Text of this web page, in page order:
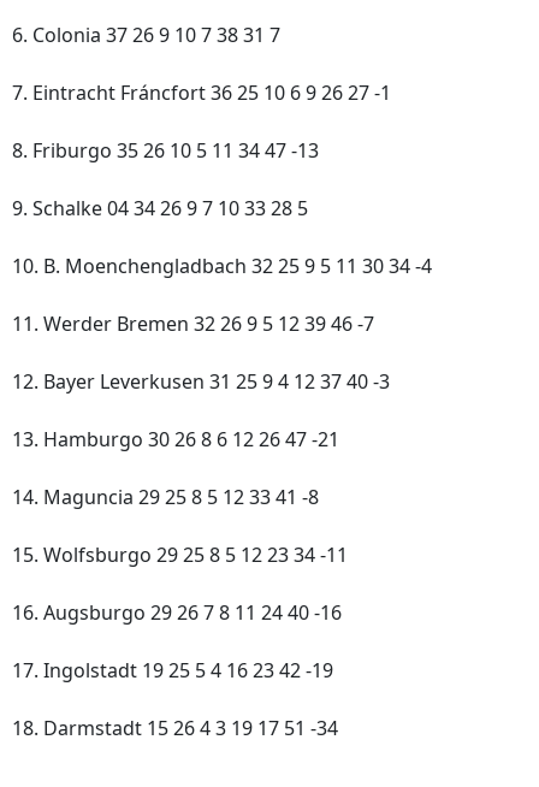
6. Colonia 37 26 9 10 7 38 31 7
7. Eintracht Fráncfort 36 25 10 6 9 26 27 -1
8. Friburgo 35 26 10 5 11 34 47 -13
9. Schalke 04 34 26 9 7 10 33 28 5
10. B. Moenchengladbach 32 25 9 5 11 30 34 -4
11. Werder Bremen 32 26 9 5 12 39 46 -7
12. Bayer Leverkusen 31 25 9 4 12 37 40 -3
13. Hamburgo 30 26 8 6 12 26 47 -21
14. Maguncia 29 25 8 5 12 33 41 -8
15. Wolfsburgo 29 25 8 5 12 23 34 -11
16. Augsburgo 29 26 7 8 11 24 40 -16
17. Ingolstadt 19 25 5 4 16 23 42 -19
18. Darmstadt 15 26 4 3 19 17 51 -34